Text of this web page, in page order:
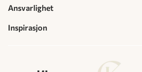
Ansvarlighet
Inspirasjon